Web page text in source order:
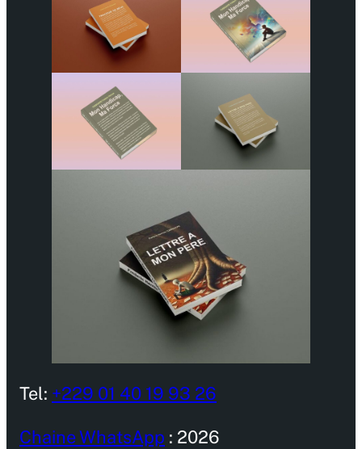
Tel: +229 01 40 19 93 26
Chaine WhatsApp : 2026